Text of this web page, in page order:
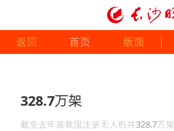
返回 首页 版面
328.7万架
截至去年底我国注册无人机共328.7万架